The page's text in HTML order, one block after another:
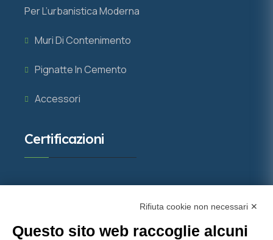
Per L’urbanistica Moderna
Muri Di Contenimento
Pignatte In Cemento
Accessori
Certificazioni
Rifiuta cookie non necessari ✕
Questo sito web raccoglie alcuni